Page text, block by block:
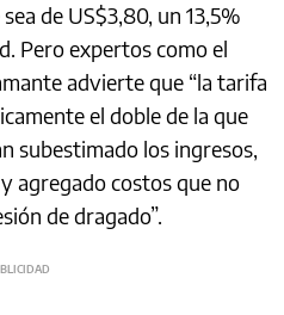
de US$3,80, un 13,5%
Pero expertos como el
advierte que “la tarifa
el doble de la que
subestimado los ingresos,
agregado costos que no
de dragado”.